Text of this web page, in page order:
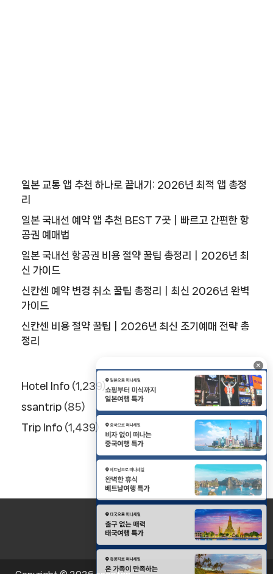
×
일본 교통 앱 추천 하나로 끝내기: 2026년 최적 앱 총정
리
일본 국내선 예약 앱 추천 BEST 7곳｜빠르고 간편한 항
공권 예매법
일본 국내선 항공권 비용 절약 꿀팁 총정리｜2026년 최
신 가이드
신칸센 예약 변경 취소 꿀팁 총정리｜최신 2026년 완벽
가이드
신칸센 비용 절약 꿀팁｜2026년 최신 조기예매 전략 총
정리
Hotel Info (1,239)
ssantrip (85)
Trip Info (1,439)